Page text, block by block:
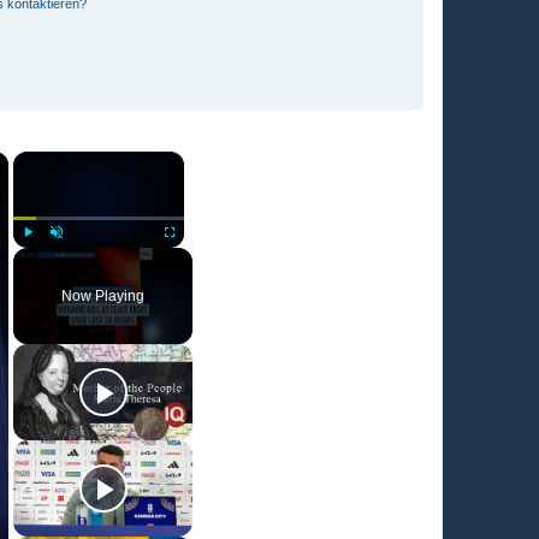
kontaktieren?
×
Play Unmute Fullscreen
Now Playing